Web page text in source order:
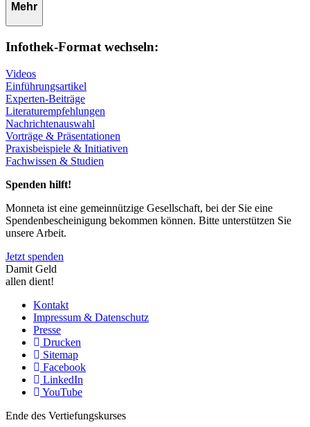
Mehr
Infothek-Format wechseln:
Videos
Einführungsartikel
Experten-Beiträge
Literaturempfehlungen
Nachrichtenauswahl
Vorträge & Präsentationen
Praxisbeispiele & Initiativen
Fachwissen & Studien
Spenden hilft!
Monneta ist eine gemeinnützige Gesellschaft, bei der Sie eine
Spendenbescheinigung bekommen können. Bitte unterstützen Sie
unsere Arbeit.
Jetzt spenden
Damit Geld
allen dient!
Kontakt
Impressum & Datenschutz
Presse
Drucken
Sitemap
Facebook
LinkedIn
YouTube
Ende des Vertiefungskurses